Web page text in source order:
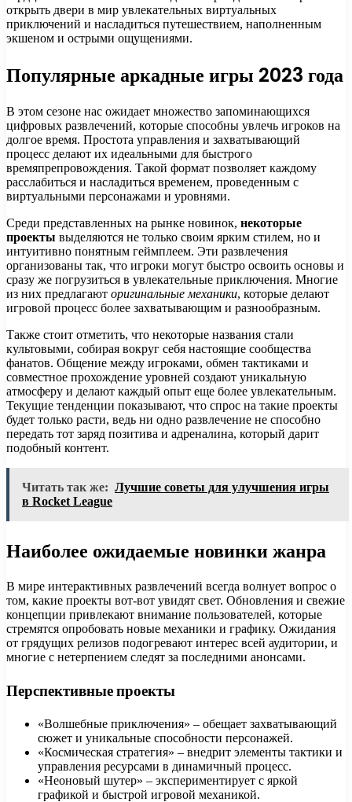
открыть двери в мир увлекательных виртуальных
приключений и насладиться путешествием, наполненным
экшеном и острыми ощущениями.
Популярные аркадные игры 2023 года
В этом сезоне нас ожидает множество запоминающихся
цифровых развлечений, которые способны увлечь игроков на
долгое время. Простота управления и захватывающий
процесс делают их идеальными для быстрого
времяпрепровождения. Такой формат позволяет каждому
расслабиться и насладиться временем, проведенным с
виртуальными персонажами и уровнями.
Среди представленных на рынке новинок, некоторые
проекты выделяются не только своим ярким стилем, но и
интуитивно понятным геймплеем. Эти развлечения
организованы так, что игроки могут быстро освоить основы и
сразу же погрузиться в увлекательные приключения. Многие
из них предлагают оригинальные механики, которые делают
игровой процесс более захватывающим и разнообразным.
Также стоит отметить, что некоторые названия стали
культовыми, собирая вокруг себя настоящие сообщества
фанатов. Общение между игроками, обмен тактиками и
совместное прохождение уровней создают уникальную
атмосферу и делают каждый опыт еще более увлекательным.
Текущие тенденции показывают, что спрос на такие проекты
будет только расти, ведь ни одно развлечение не способно
передать тот заряд позитива и адреналина, который дарит
подобный контент.
Читать так же: Лучшие советы для улучшения игры
в Rocket League
Наиболее ожидаемые новинки жанра
В мире интерактивных развлечений всегда волнует вопрос о
том, какие проекты вот-вот увидят свет. Обновления и свежие
концепции привлекают внимание пользователей, которые
стремятся опробовать новые механики и графику. Ожидания
от грядущих релизов подогревают интерес всей аудитории, и
многие с нетерпением следят за последними анонсами.
Перспективные проекты
«Волшебные приключения» – обещает захватывающий
сюжет и уникальные способности персонажей.
«Космическая стратегия» – внедрит элементы тактики и
управления ресурсами в динамичный процесс.
«Неоновый шутер» – экспериментирует с яркой
графикой и быстрой игровой механикой.